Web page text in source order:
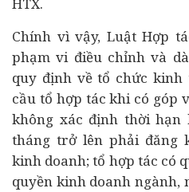
Chính vì vậy, Luật Hợp
phạm vi điều chỉnh và
quy định về tổ chức kinh
cầu tổ hợp tác khi có góp
không xác định thời hạn
tháng trở lên phải đăng
kinh doanh; tổ hợp tác có
quyền kinh doanh ngành,